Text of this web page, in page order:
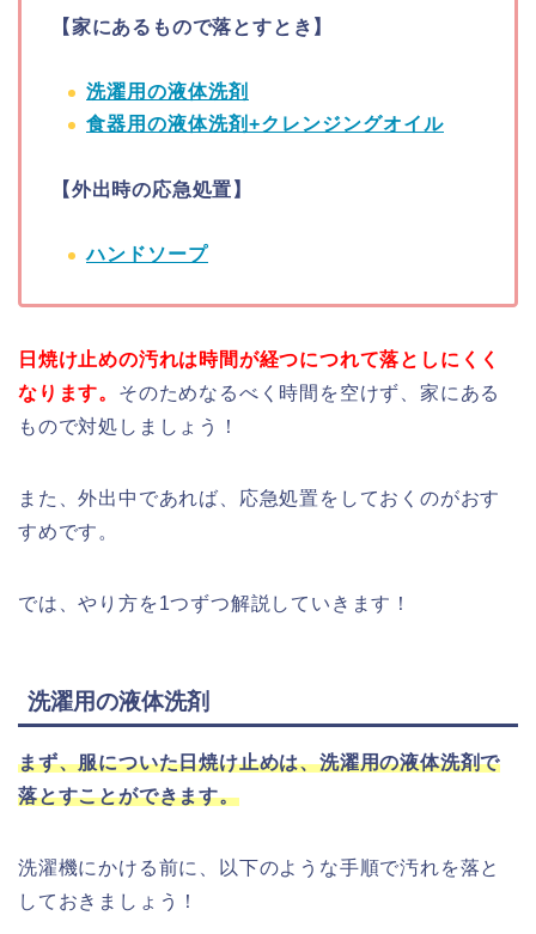
【家にあるもので落とすとき】
洗濯用の液体洗剤
食器用の液体洗剤+クレンジングオイル
【外出時の応急処置】
ハンドソープ
日焼け止めの汚れは時間が経つにつれて落としにくく
なります。 そのためなるべく時間を空けず、家にある
もので対処しましょう！
また、外出中であれば、応急処置をしておくのがおす
すめです。
では、やり方を1つずつ解説していきます！
洗濯用の液体洗剤
まず、服についた日焼け止めは、洗濯用の液体洗剤で
落とすことができます。
洗濯機にかける前に、以下のような手順で汚れを落と
しておきましょう！